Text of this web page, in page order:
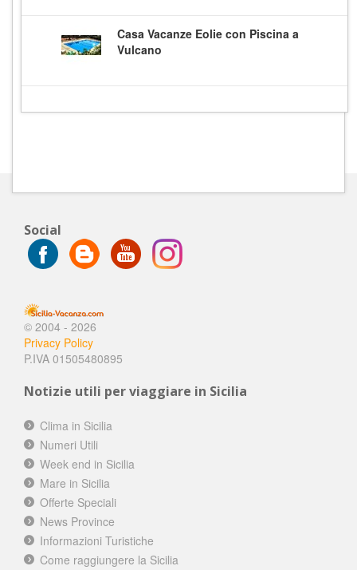
Casa Vacanze Eolie con Piscina a
Vulcano
Social
© 2004 - 2026
Privacy Policy
P.IVA 01505480895
Notizie utili per viaggiare in Sicilia
Clima in Sicilia
Numeri Utili
Week end in Sicilia
Mare in Sicilia
Offerte Speciali
News Province
Informazioni Turistiche
Come raggiungere la Sicilia